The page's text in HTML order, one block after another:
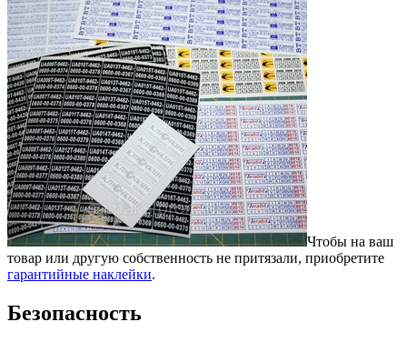
Чтобы на ваш
товар или другую собственность не притязали, приобретите
гарантийные наклейки.
Безопасность